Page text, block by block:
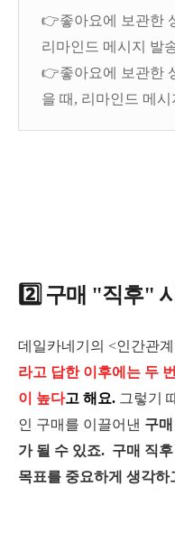
👉좋아요에 보관한
리마인드 메시지 발
👉좋아요에 보관한
을 때, 리마인드 메시
2️⃣ 구매 "직후"
데일카네기의 <인간관
라고 답한 이후에는 두
이 높다고 해요. 그렇기
인 구매를 이끌어낸 구
가 될 수 있죠. 구매 직
목표를 중요하게 생각